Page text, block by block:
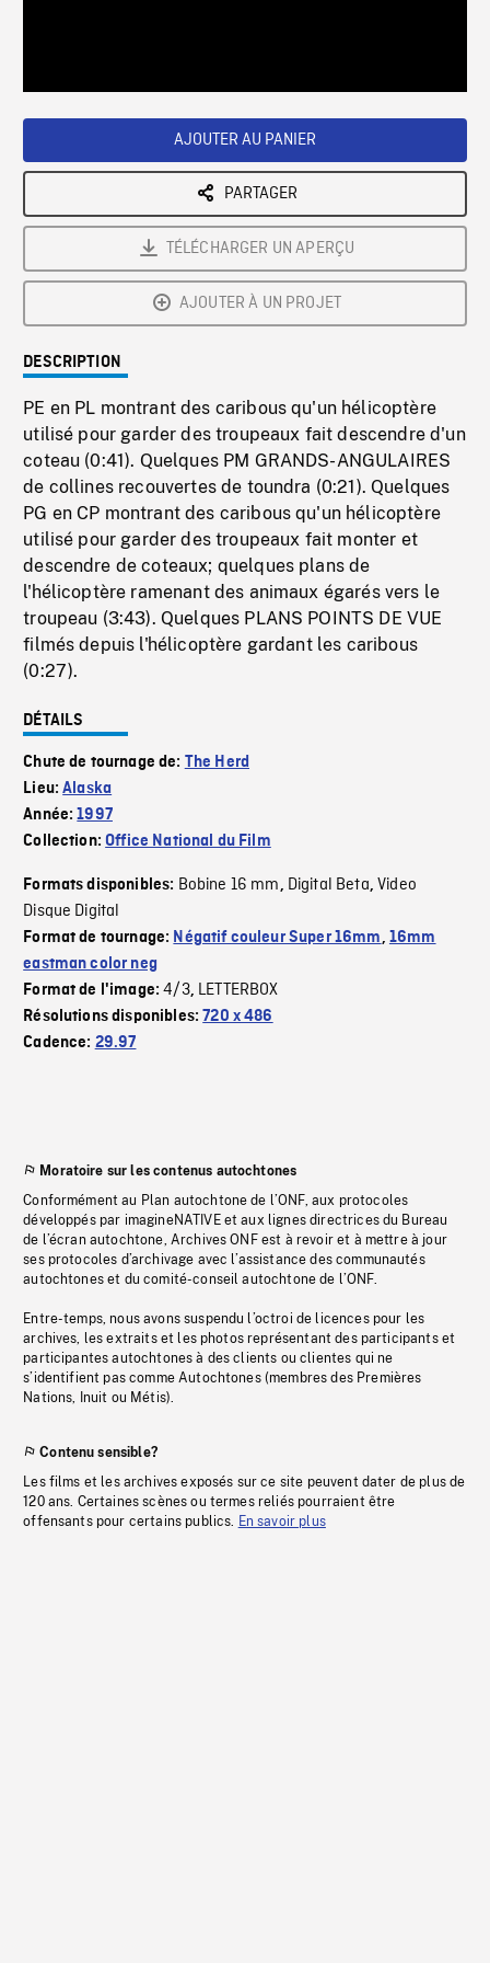
AJOUTER AU PANIER
PARTAGER
TÉLÉCHARGER UN APERÇU
AJOUTER À UN PROJET
DESCRIPTION
PE en PL montrant des caribous qu'un hélicoptère
utilisé pour garder des troupeaux fait descendre d'un
coteau (0:41). Quelques PM GRANDS-ANGULAIRES
de collines recouvertes de toundra (0:21). Quelques
PG en CP montrant des caribous qu'un hélicoptère
utilisé pour garder des troupeaux fait monter et
descendre de coteaux; quelques plans de
l'hélicoptère ramenant des animaux égarés vers le
troupeau (3:43). Quelques PLANS POINTS DE VUE
filmés depuis l'hélicoptère gardant les caribous
(0:27).
DÉTAILS
Chute de tournage de: The Herd
Lieu:Alaska
Année:1997
Collection:Office National du Film
Formats disponibles: Bobine 16 mm, Digital Beta,Video
Disque Digital
Format de tournage: Négatif couleur Super 16mm, 16mm
eastman color neg
Format de l'image:4/3, LETTERBOX
Résolutions disponibles:720 x 486
Cadence: 29.97
Moratoire sur les contenus autochtones
Conformément au Plan autochtone de l’ONF, aux protocoles
développés par imagineNATIVE et aux lignes directrices du Bureau
de l’écran autochtone, Archives ONF est à revoir et à mettre à jour
ses protocoles d’archivage avec l’assistance des communautés
autochtones et du comité-conseil autochtone de l’ONF.
Entre-temps, nous avons suspendu l’octroi de licences pour les
archives, les extraits et les photos représentant des participants et
participantes autochtones à des clients ou clientes qui ne
s’identifient pas comme Autochtones (membres des Premières
Nations, Inuit ou Métis).
Contenu sensible?
Les films et les archives exposés sur ce site peuvent dater de plus de
120 ans. Certaines scènes ou termes reliés pourraient être
offensants pour certains publics. En savoir plus